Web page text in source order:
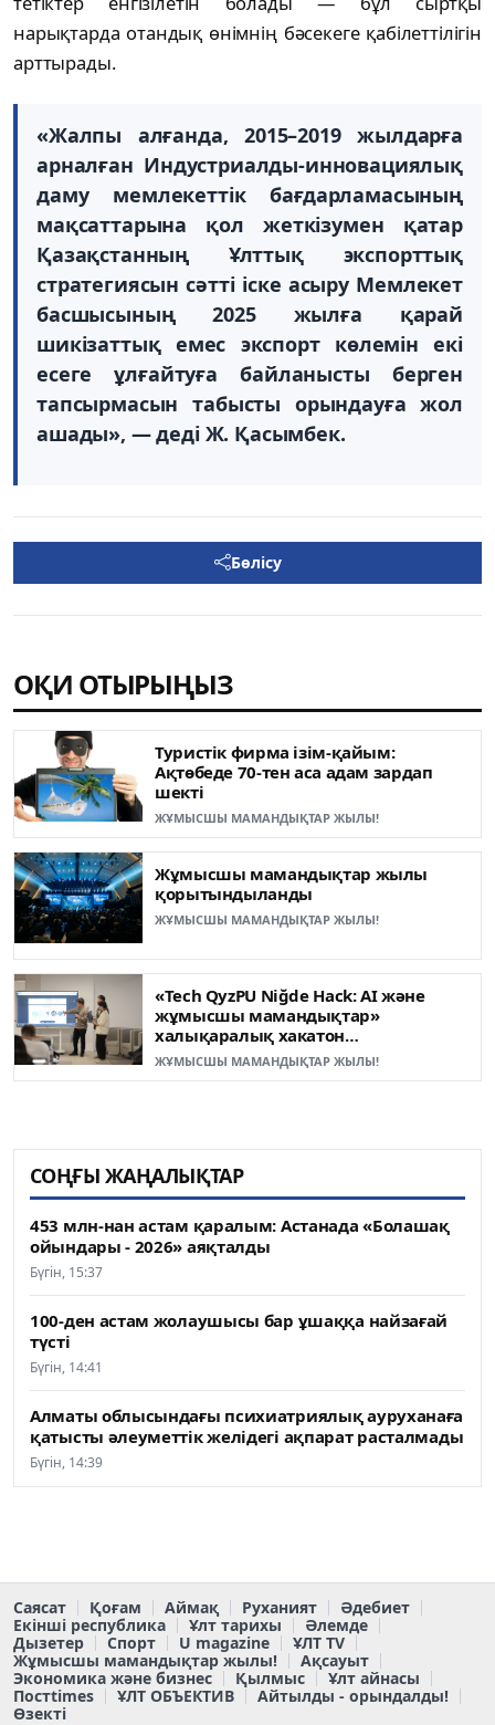
нарықтарда отандық өнімнің бәсекеге қабілеттілігін
арттырады.
«Жалпы алғанда, 2015–2019 жылдарға
арналған Индустриалды-инновациялық
даму мемлекеттік бағдарламасының
мақсаттарына қол жеткізумен қатар
Қазақстанның Ұлттық экспорттық
стратегиясын сәтті іске асыру Мемлекет
басшысының 2025 жылға қарай
шикізаттық емес экспорт көлемін екі
есеге ұлғайтуға байланысты берген
тапсырмасын табысты орындауға жол
ашады», — деді Ж. Қасымбек.
Бөлісу
ОҚИ ОТЫРЫҢЫЗ
Туристік фирма ізім-қайым:
Ақтөбеде 70-тен аса адам зардап
шекті
ЖҰМЫСШЫ МАМАНДЫҚТАР ЖЫЛЫ!
Жұмысшы мамандықтар жылы
қорытындыланды
ЖҰМЫСШЫ МАМАНДЫҚТАР ЖЫЛЫ!
«Tech QyzPU Niğde Hack: AI және
жұмысшы мамандықтар»
халықаралық хакатон
жеңімпаздары анықталды
ЖҰМЫСШЫ МАМАНДЫҚТАР ЖЫЛЫ!
СОҢҒЫ ЖАҢАЛЫҚТАР
453 млн-нан астам қаралым: Астанада «Болашақ
ойындары - 2026» аяқталды
Бүгін, 15:37
100-ден астам жолаушысы бар ұшаққа найзағай
түсті
Бүгін, 14:41
Алматы облысындағы психиатриялық ауруханаға
қатысты әлеуметтік желідегі ақпарат расталмады
Бүгін, 14:39
Саясат Қоғам Аймақ Руханият
Әдебиет
Екінші республика
Ұлт тарихы
Әлемде
Дызетер
Спорт U magazine
ҰЛТ TV
Жұмысшы мамандықтар жылы!
Ақсауыт
Экономика және бизнес
Қылмыс
Ұлт айнасы
Постtimes
ҰЛТ ОБЪЕКТИВ
Айтылды - орындалды!
Өзекті